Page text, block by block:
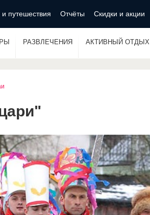
путешествия Отчёты Скидки и акции
РАЗВЛЕЧЕНИЯ АКТИВНЫЙ ОТДЫХ